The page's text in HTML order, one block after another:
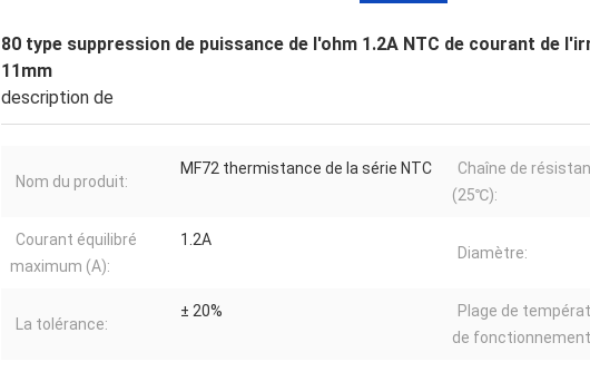
80 type suppression de puissance de l'ohm 1.2A NTC de courant de
11mm
description de
Nom du produit:
MF72 thermistance de la série NTC
Chaîne de
(25℃):
Courant équilibré
maximum (A):
1.2A
Diamètre:
La tolérance:
± 20%
Plage de
de